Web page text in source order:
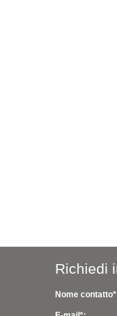
Richiedi
Nome